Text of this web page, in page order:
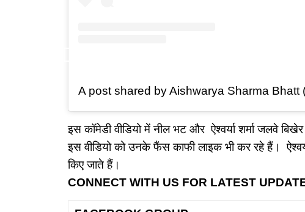
A post shared by Aishwarya Sharma Bhatt
इस कॉमेडी वीडियो में नील भट और ऐश्वर्या शर्मा जलवे
इस वीडियो को उनके फैंस काफी लाइक भी कर रहे हैं।
किए जाते हैं।
CONNECT WITH US FOR LATEST